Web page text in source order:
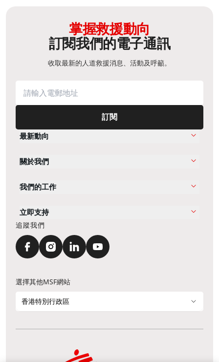
掌握救援動向
訂閱我們的電子通訊
收取最新的人道救援消息、活動及呼籲。
訂閱
最新動向
關於我們
我們的工作
立即支持
追蹤我們
選擇其他MSF網站
香港特別行政區